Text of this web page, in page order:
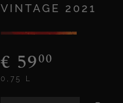
VINTAGE 2021
€ 5900
0,75 L